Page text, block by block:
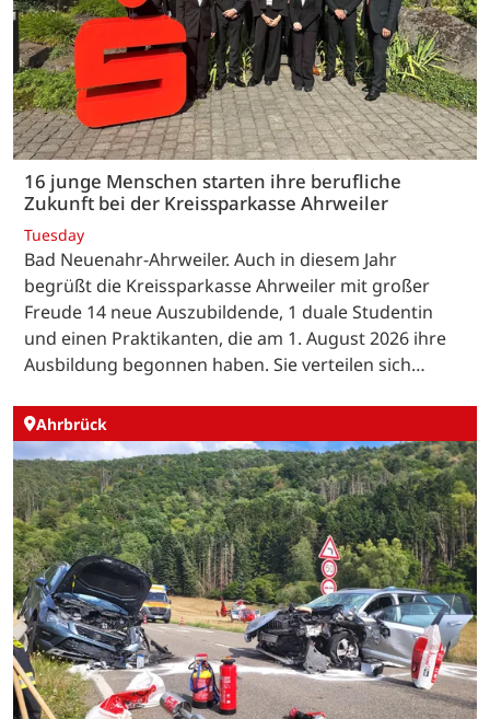
16 junge Menschen starten ihre berufliche
Zukunft bei der Kreissparkasse Ahrweiler
Tuesday
Bad Neuenahr-Ahrweiler. Auch in diesem Jahr
begrüßt die Kreissparkasse Ahrweiler mit großer
Freude 14 neue Auszubildende, 1 duale Studentin
und einen Praktikanten, die am 1. August 2026 ihre
Ausbildung begonnen haben. Sie verteilen sich…
Ahrbrück